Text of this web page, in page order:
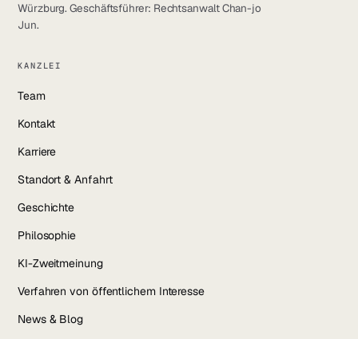
Würzburg. Geschäftsführer: Rechtsanwalt Chan-jo
Jun.
KANZLEI
Team
Kontakt
Karriere
Standort & Anfahrt
Geschichte
Philosophie
KI-Zweitmeinung
Verfahren von öffentlichem Interesse
News & Blog